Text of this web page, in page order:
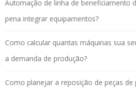
Automação de linha de beneficiamento
pena integrar equipamentos?
Como calcular quantas máquinas sua
a demanda de produção?
Como planejar a reposição de peças de